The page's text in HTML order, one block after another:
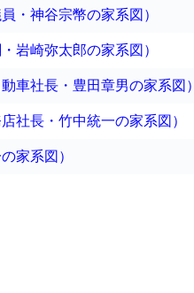
・神谷宗幣の家系図）
岩崎弥太郎の家系図）
車社長・豊田章男の家系図）
社長・竹中統一の家系図）
家系図）